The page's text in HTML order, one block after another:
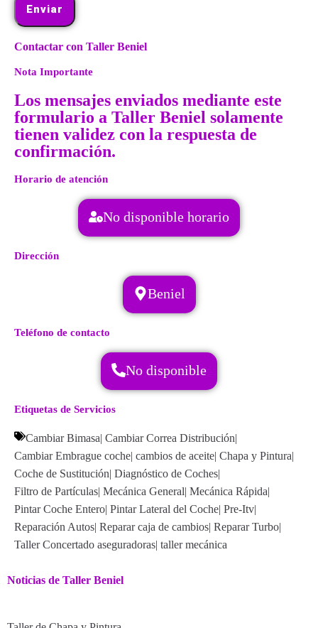
Enviar
Contactar con Taller Beniel
Nota Importante
Los mensajes enviados mediante este
formulario a Taller Beniel solamente
tienen validez con la respuesta de
confirmación.
Horario de atención
No disponible horario
Dirección
Beniel
Teléfono de contacto
No disponible
Etiquetas de Servicios
Cambiar Bimasa| Cambiar Correa Distribución|
Cambiar Embrague coche| cambios de aceite| Chapa y Pintura|
Coche de Sustitución| Diagnóstico de Coches|
Filtro de Partículas| Mecánica General| Mecánica Rápida|
Pintar Coche Entero| Pintar Lateral del Coche| Pre-Itv|
Reparación Autos| Reparar caja de cambios| Reparar Turbo|
Taller Concertado aseguradoras| taller mecánica
Noticias de Taller Beniel